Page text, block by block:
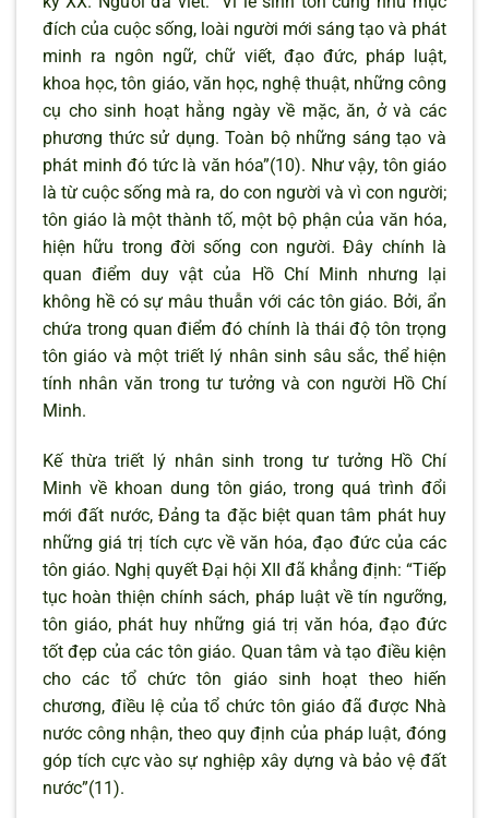
đích của cuộc sống, loài người mới sáng tạo và phát
minh ra ngôn ngữ, chữ viết, đạo đức, pháp luật,
khoa học, tôn giáo, văn học, nghệ thuật, những công
cụ cho sinh hoạt hằng ngày về mặc, ăn, ở và các
phương thức sử dụng. Toàn bộ những sáng tạo và
phát minh đó tức là văn hóa”(10). Như vậy, tôn giáo
là từ cuộc sống mà ra, do con người và vì con người;
tôn giáo là một thành tố, một bộ phận của văn hóa,
hiện hữu trong đời sống con người. Đây chính là
quan điểm duy vật của Hồ Chí Minh nhưng lại
không hề có sự mâu thuẫn với các tôn giáo. Bởi, ẩn
chứa trong quan điểm đó chính là thái độ tôn trọng
tôn giáo và một triết lý nhân sinh sâu sắc, thể hiện
tính nhân văn trong tư tưởng và con người Hồ Chí
Minh.
Kế thừa triết lý nhân sinh trong tư tưởng Hồ Chí
Minh về khoan dung tôn giáo, trong quá trình đổi
mới đất nước, Đảng ta đặc biệt quan tâm phát huy
những giá trị tích cực về văn hóa, đạo đức của các
tôn giáo. Nghị quyết Đại hội XII đã khẳng định: “Tiếp
tục hoàn thiện chính sách, pháp luật về tín ngưỡng,
tôn giáo, phát huy những giá trị văn hóa, đạo đức
tốt đẹp của các tôn giáo. Quan tâm và tạo điều kiện
cho các tổ chức tôn giáo sinh hoạt theo hiến
chương, điều lệ của tổ chức tôn giáo đã được Nhà
nước công nhận, theo quy định của pháp luật, đóng
góp tích cực vào sự nghiệp xây dựng và bảo vệ đất
nước”(11).